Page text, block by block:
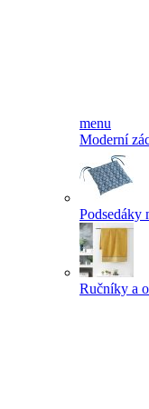
menu
Moderní
Podsedáky
Ručníky a